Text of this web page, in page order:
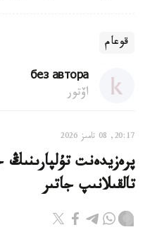
قوعام
без автора
اۆتور
20:17, 08 تامىز 2026
پرەزيدەنت
تالقىلانىپ جاتىر